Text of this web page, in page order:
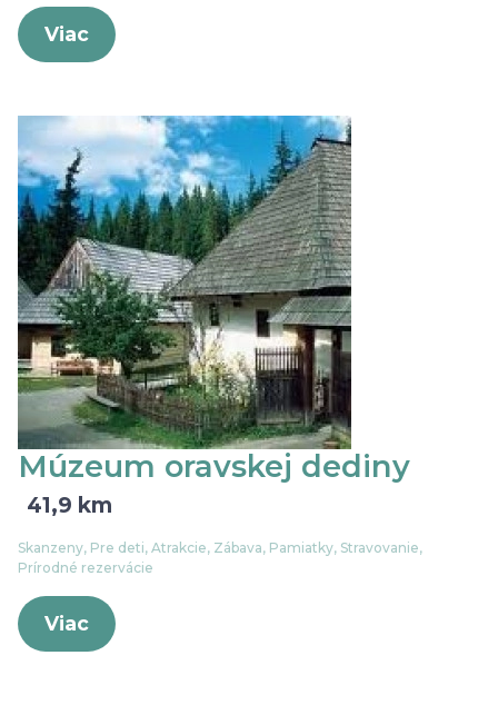
Viac
Múzeum oravskej dediny
41,9 km
Skanzeny, Pre deti, Atrakcie, Zábava, Pamiatky, Stravovanie,
Prírodné rezervácie
Viac